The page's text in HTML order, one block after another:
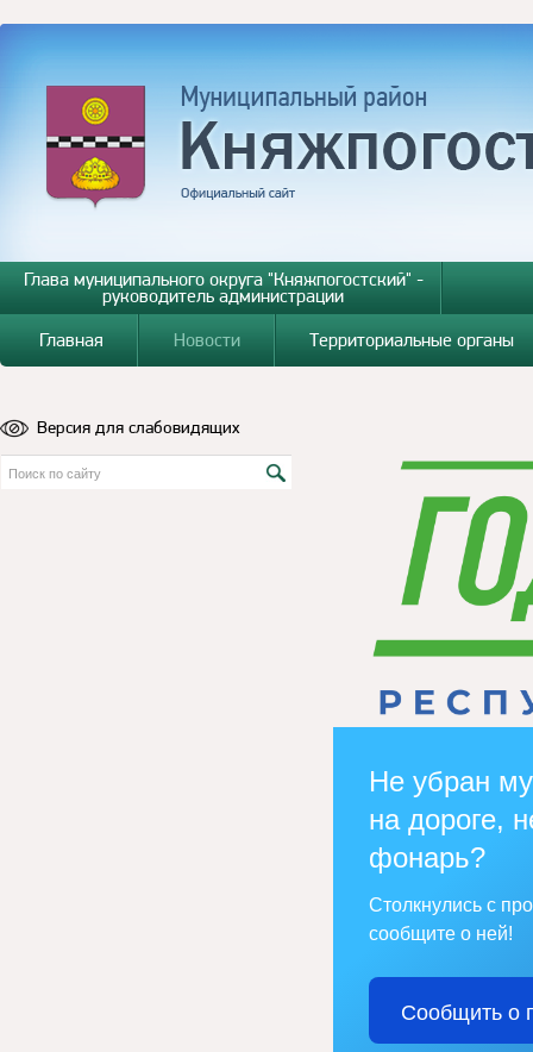
Глава муниципального округа "Княжпогостский" -
руководитель администрации
Главная
Новости Территориальные органы
Версия для слабовидящих
Не убран
на дороге,
фонарь?
Столкнулись с
сообщите о ней!
Сообщить о